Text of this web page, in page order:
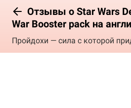
Отзывы о Star Wars
War Booster pack на
Пройдохи — сила с которой